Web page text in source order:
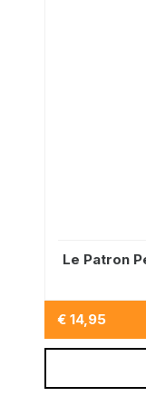
Le Patron
€ 14,95